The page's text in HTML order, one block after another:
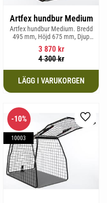
Artfex hundbur Medium
Artfex hundbur Medium. Bredd
495 mm, Höjd 675 mm, Djup
830 mm och Vikt 17 kg.
3 870kr
4 300kr
i favoriter
10%
10003
Lägg